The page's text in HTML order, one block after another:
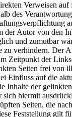
Verweisen auf
des
der Autor von den
und zumutbar
zu verhindern. Der
Zeitpunkt der
Seiten frei von
Einfluss auf die
Inhalte der
sich hiermit
Seiten, die
Feststellung gilt